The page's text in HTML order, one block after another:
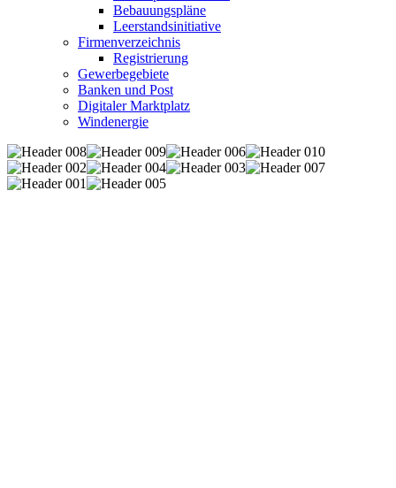
Bebauungspläne
Leerstandsinitiative
Firmenverzeichnis
Registrierung
Gewerbegebiete
Banken und Post
Digitaler Marktplatz
Windenergie